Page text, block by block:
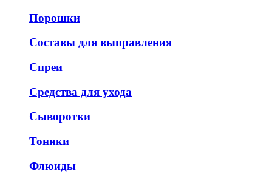
Порошки
Составы для выправления
Спреи
Средства для ухода
Сыворотки
Тоники
Флюиды